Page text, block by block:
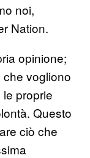
noi,
Nation.
opinione;
vogliono
proprie
Questo
ciò che